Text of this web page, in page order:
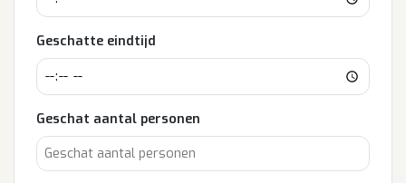
Geschatte eindtijd
Geschat aantal personen